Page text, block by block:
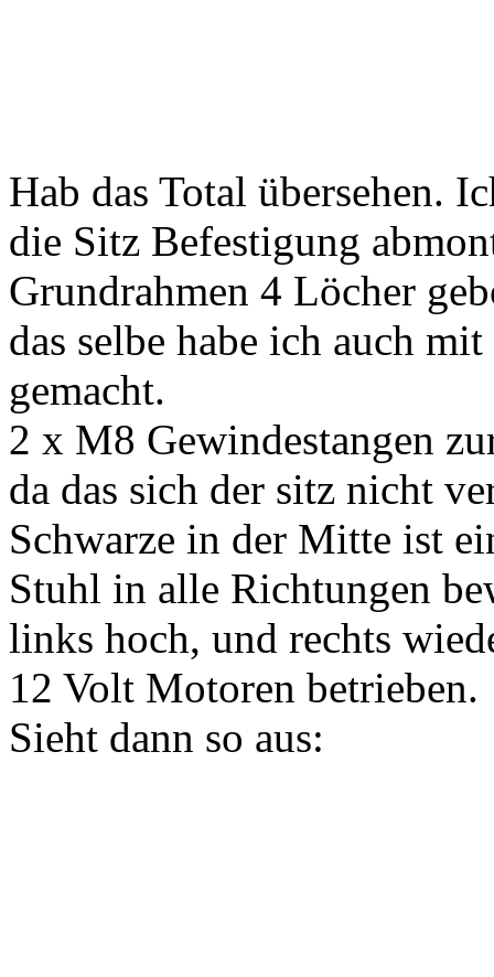
Hab das Total übersehen.
die Sitz Befestigung
Grundrahmen 4 Löcher
das selbe habe ich auch
gemacht.
2 x M8 Gewindestangen
da das sich der sitz nicht
Schwarze in der Mitte ist
Stuhl in alle Richtungen
links hoch, und rechts
12 Volt Motoren betrieben.
Sieht dann so aus: